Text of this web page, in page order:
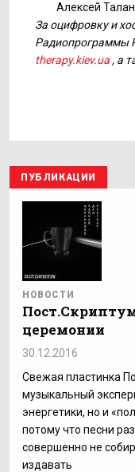
Алексей
За оцифровку и
Радиопрограммы
therapy.kiev.ua , а
ПУБЛИКАЦИИ
НОВОСТИ
церемонии
30.12.2016
Свежая пластинка
музыкальный
энергетики, но и
потому что песни
совершенно не
издавать